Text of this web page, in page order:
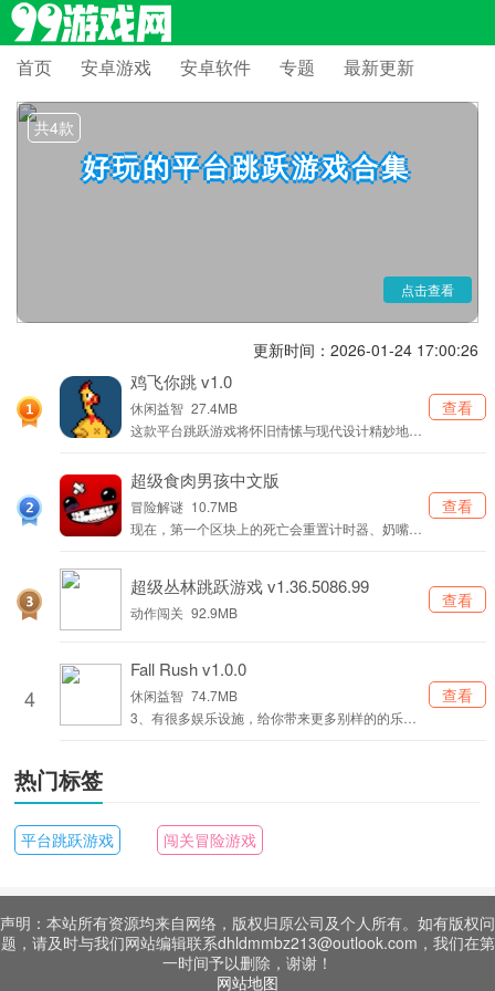
首页 安卓游戏 安卓软件 专题 最新更新
共4款
好玩的平台跳跃游戏合集
跳跃闯关游戏深受广大玩家的喜爱，今天小编带来了各种不同类型的
跳跃闯关游戏。顽疾爱可以在平台上进行跳跃，躲避陷阱以及障碍物，成
功抵达终点即可获得游戏胜利，感兴趣的小伙伴欢迎点击下载体验！
点击查看
更新时间：2026-01-24 17:00:26
鸡飞你跳 v1.0
休闲益智 27.4MB
这款平台跳跃游戏将怀旧情愫与现代设计精妙地结
而精心设计的关卡又为高手们提供了充分的挑战空
的娱乐需求，也值得大家花时间去深入挖掘和体
验。不管是想要轻松地休闲放松，还是希望挑战自
奏。持续不断的更新以及活跃的玩家社区，让看似
简单的跳跃玩法始终保持着长久的活力。
查看
超级食肉男孩中文版
v6755.1849.1962.152
冒险解谜 10.7MB
现在，第一个区块上的死亡会重置计时器、奶嘴以
查看
超级丛林跳跃游戏 v1.36.5086.99
动作闯关 92.9MB
查看
4
Fall Rush v1.0.0
休闲益智 74.7MB
3、有很多娱乐设施，给你带来更多别样的的乐趣
查看
热门标签
平台跳跃游戏 闯关冒险游戏
声明：本站所有资源均来自网络，版权归原公司及个人所有。如有版权问
题，请及时与我们网站编辑联系dhldmmbz213@outlook.com，我们在第
一时间予以删除，谢谢！
网站地图